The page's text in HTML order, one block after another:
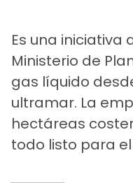
Es una iniciativa
Ministerio de
gas líquido
ultramar. La
hectáreas
todo listo para